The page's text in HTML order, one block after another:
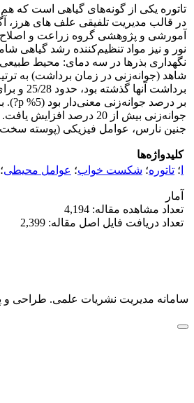
تاتوره یکی از گونه‌های گیاهی است که
در قالب مدیریت تلفیقی علف های هرز،
جوانه‌زنی بیش از 20
جنین نارس، عوامل فیزیکی (پوسته سخت
کلیدواژه‌ها
؛ تاتوره؛ شکست خواب؛ عوامل محیطی؛
آمار
تعداد مشاهده مقاله: 4,194
تعداد دریافت فایل اصل مقاله: 2,399
سامانه مدیریت نشریات علمی. طراحی و